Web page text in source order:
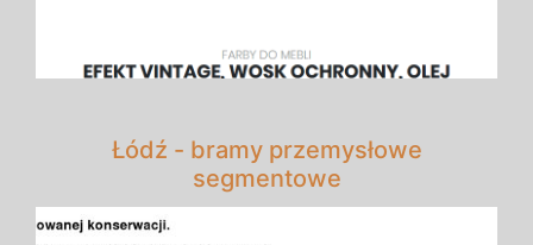
Łódź - bramy przemysłowe
segmentowe